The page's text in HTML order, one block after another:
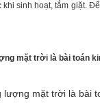
sinh hoạt, tắm giặt.
mặt trời là bài toán
lượng mặt trời là bài